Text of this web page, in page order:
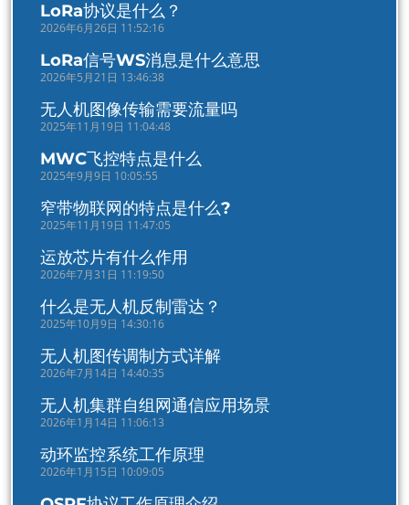
LoRa协议是什么？
2026年6月26日 11:52:16
LoRa信号WS消息是什么意思
2026年5月21日 13:46:38
无人机图像传输需要流量吗
2025年11月19日 11:04:48
MWC飞控特点是什么
2025年9月9日 10:05:55
窄带物联网的特点是什么?
2025年11月19日 11:47:05
运放芯片有什么作用
2026年7月31日 11:19:50
什么是无人机反制雷达？
2025年10月9日 14:30:16
无人机图传调制方式详解
2026年7月14日 14:40:35
无人机集群自组网通信应用场景
2026年1月14日 11:06:13
动环监控系统工作原理
2026年1月15日 10:09:05